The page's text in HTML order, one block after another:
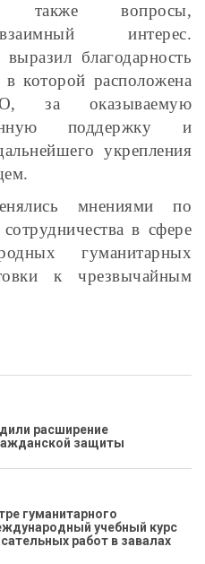
также вопросы,
интерес.
благодарность
которой расположена
за оказываемую
поддержку и
укрепления
мнениями по
в сфере
гуманитарных
к чрезвычайным
расширение
защиты
гуманитарного
учебный курс
работ в завалах